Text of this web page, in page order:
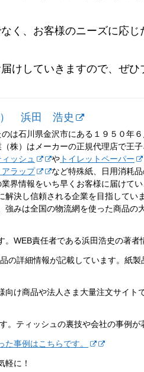
く、お客様のニーズに応じ
けしていきますので、ぜひ
） 浜田 浩史
は石川県金沢市にある１９５０年
株）はメーカーの正規代理店で王
ィッシュ や トイレットペーパー
アラップ
など特殊紙、日用消耗
界情報をいち早くお客様に届けて
解決し信頼される企業を目指してい
強みは全国の物流網を使った商品の
。WEB責任者である浜田浩史の著者
品の詳細情報が記載しています。紙
向け商品や法人さま大量注文サイ
。ティッシュの裏技や会社の事例が
事例はこちらです。
軽に！